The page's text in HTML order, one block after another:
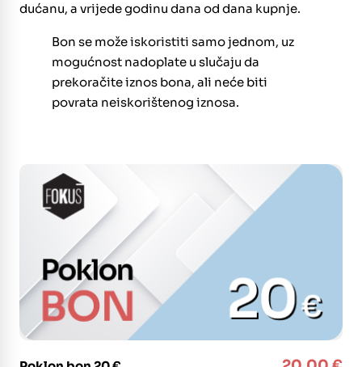
dućanu, a vrijede godinu dana od dana kupnje.
Bon se može iskoristiti samo jednom, uz
mogućnost nadoplate u slučaju da
prekoračite iznos bona, ali neće biti
povrata neiskorištenog iznosa.